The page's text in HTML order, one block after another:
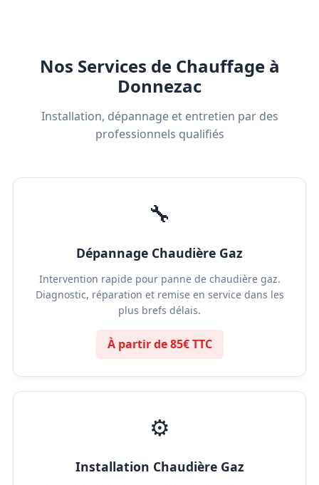
Nos Services de Chauffage à
Donnezac
Installation, dépannage et entretien par des
professionnels qualifiés
🔧
Dépannage Chaudière Gaz
Intervention rapide pour panne de chaudière gaz.
Diagnostic, réparation et remise en service dans les
plus brefs délais.
À partir de 85€ TTC
⚙️
Installation Chaudière Gaz